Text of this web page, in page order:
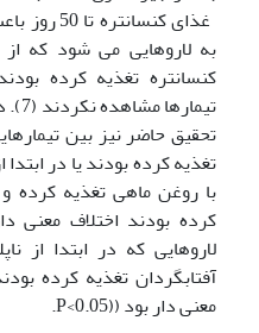
غذای
به لاروهایی می شود که
کنسانتره تغذیه کرده
تحقیق حاضر نیز بین
تغذیه کرده بودند یا در
با روغن ماهی تغذیه
کرده بودند اختلاف معنی
لاروهایی که در ابتدا از
آفتابگردان تغذیه کرده
معنی دار بود ((P<0.05.